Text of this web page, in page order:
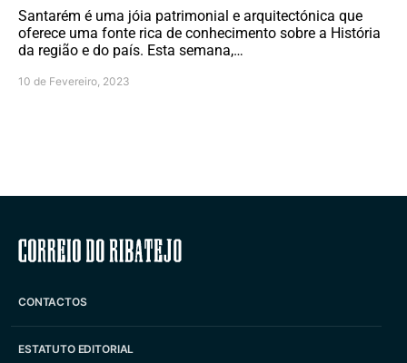
Santarém é uma jóia patrimonial e arquitectónica que
oferece uma fonte rica de conhecimento sobre a História
da região e do país. Esta semana,…
10 de Fevereiro, 2023
Correio do Ribatejo
CONTACTOS
ESTATUTO EDITORIAL